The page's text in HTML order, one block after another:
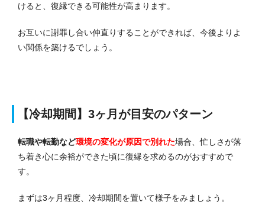
ける と、復縁できる可能性が高まります。
お互いに謝罪し合い仲直りすることができれば、今後よりよ
い関係を築けるでしょう。
【冷却期間】3ヶ月が目安のパターン
転職や転勤など環境の変化が原因で別れた場合、忙しさが落
ち着き心に余裕ができた頃に復縁を求めるのがおすすめで
す。
まずは3ヶ月程度、冷却期間を置いて様子をみましょう。